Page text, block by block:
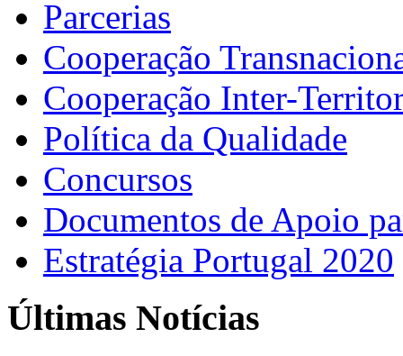
Parcerias
Cooperação
Cooperação Inter-
Política da Qualidade
Concursos
Documentos de Apoio
Estratégia Portugal 2020
Últimas Notícias